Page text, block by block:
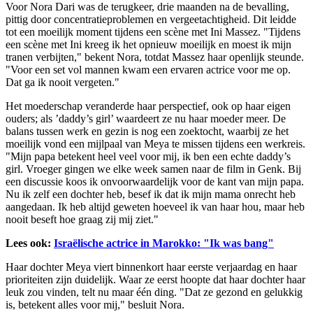
Voor Nora Dari was de terugkeer, drie maanden na de bevalling,
pittig door concentratieproblemen en vergeetachtigheid. Dit leidde
tot een moeilijk moment tijdens een scène met Ini Massez. "Tijdens
een scène met Ini kreeg ik het opnieuw moeilijk en moest ik mijn
tranen verbijten," bekent Nora, totdat Massez haar openlijk steunde.
"Voor een set vol mannen kwam een ervaren actrice voor me op.
Dat ga ik nooit vergeten."
Het moederschap veranderde haar perspectief, ook op haar eigen
ouders; als ’daddy’s girl’ waardeert ze nu haar moeder meer. De
balans tussen werk en gezin is nog een zoektocht, waarbij ze het
moeilijk vond een mijlpaal van Meya te missen tijdens een werkreis.
"Mijn papa betekent heel veel voor mij, ik ben een echte daddy’s
girl. Vroeger gingen we elke week samen naar de film in Genk. Bij
een discussie koos ik onvoorwaardelijk voor de kant van mijn papa.
Nu ik zelf een dochter heb, besef ik dat ik mijn mama onrecht heb
aangedaan. Ik heb altijd geweten hoeveel ik van haar hou, maar heb
nooit beseft hoe graag zij mij ziet."
Lees ook: Israëlische actrice in Marokko: "Ik was bang"
Haar dochter Meya viert binnenkort haar eerste verjaardag en haar
prioriteiten zijn duidelijk. Waar ze eerst hoopte dat haar dochter haar
leuk zou vinden, telt nu maar één ding. "Dat ze gezond en gelukkig
is, betekent alles voor mij," besluit Nora.